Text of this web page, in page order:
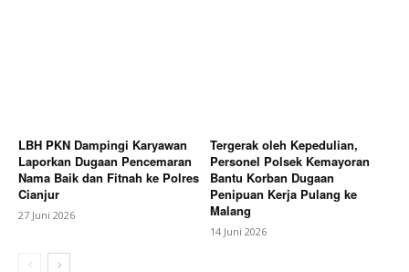
LBH PKN Dampingi Karyawan
Laporkan Dugaan Pencemaran
Nama Baik dan Fitnah ke Polres
Cianjur
27 Juni 2026
Tergerak oleh Kepedulian,
Personel Polsek Kemayoran
Bantu Korban Dugaan
Penipuan Kerja Pulang ke
Malang
14 Juni 2026